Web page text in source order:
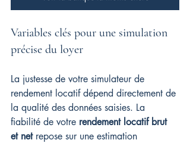
Variables clés pour une simulation
précise du loyer
La justesse de votre simulateur de
rendement locatif dépend directement de
la qualité des données saisies. La
fiabilité de votre rendement locatif brut
et net repose sur une estimation